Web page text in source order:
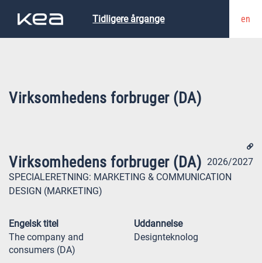
Tidligere årgange en
Virksomhedens forbruger (DA)
Virksomhedens forbruger (DA) 2026/2027
SPECIALERETNING: MARKETING & COMMUNICATION
DESIGN (MARKETING)
Engelsk titel
The company and
consumers (DA)
Uddannelse
Designteknolog